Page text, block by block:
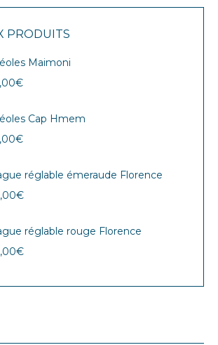
PRODUITS
Maimoni
€
Cap Hmem
€
réglable émeraude Florence
€
réglable rouge Florence
€